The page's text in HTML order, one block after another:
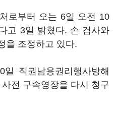
로부터 오는 6일 오전 10
고 3일 밝혔다. 손 검사와
을 조정하고 있다.
직권남용권리행사방해
전 구속영장을 다시 청구